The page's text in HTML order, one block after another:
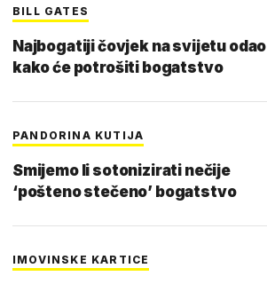
BILL GATES
Najbogatiji čovjek na svijetu odao
kako će potrošiti bogatstvo
PANDORINA KUTIJA
Smijemo li sotonizirati nečije
‘pošteno stečeno’ bogatstvo
IMOVINSKE KARTICE